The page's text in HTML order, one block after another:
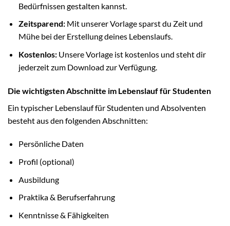
Bedürfnissen gestalten kannst.
Zeitsparend:Mit unserer Vorlage sparst du Zeit und
Mühe bei der Erstellung deines Lebenslaufs.
Kostenlos:Unsere Vorlage ist kostenlos und steht dir
jederzeit zum Download zur Verfügung.
Die wichtigsten Abschnitte im Lebenslauf für Studenten
Ein typischer Lebenslauf für Studenten und Absolventen
besteht aus den folgenden Abschnitten:
Persönliche Daten
Profil (optional)
Ausbildung
Praktika & Berufserfahrung
Kenntnisse & Fähigkeiten